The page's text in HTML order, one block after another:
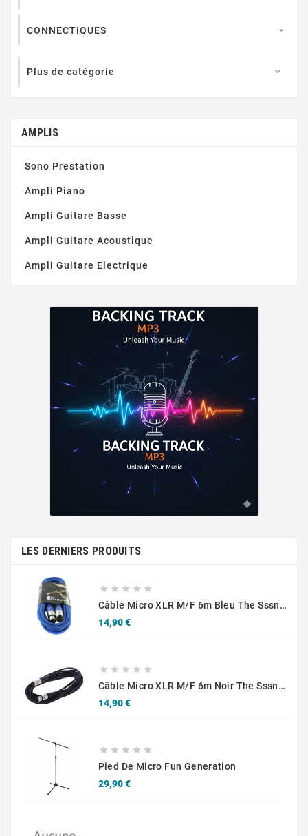
CONNECTIQUES 
Plus de catégorie 
AMPLIS
Sono Prestation
Ampli Piano
Ampli Guitare Basse
Ampli Guitare Acoustique
Ampli Guitare Electrique
LES DERNIERS PRODUITS
    
Câble Micro XLR M/F 6m Bleu The Sssnake SM6BL
14,90 €Prix
    
Câble Micro XLR M/F 6m Noir The Sssnake SM6BK
14,90 €Prix
    
Pied De Micro Fun Generation
29,90 €Prix